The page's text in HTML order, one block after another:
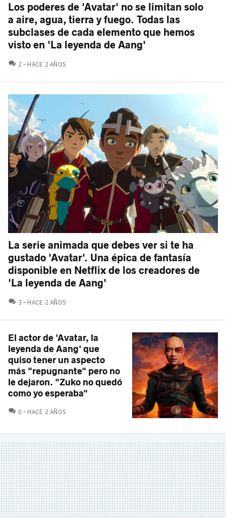
Los poderes de 'Avatar' no se limitan solo
a aire, agua, tierra y fuego. Todas las
subclases de cada elemento que hemos
visto en 'La leyenda de Aang'
2 COMENTARIOS
HACE 2 AÑOS
La serie animada que debes ver si te ha
gustado 'Avatar'. Una épica de fantasía
disponible en Netflix de los creadores de
'La leyenda de Aang'
3 COMENTARIOS
HACE 2 AÑOS
El actor de 'Avatar, la
leyenda de Aang' que
quiso tener un aspecto
más "repugnante" pero no
le dejaron. "Zuko no quedó
como yo esperaba"
0 COMENTARIOS
HACE 2 AÑOS